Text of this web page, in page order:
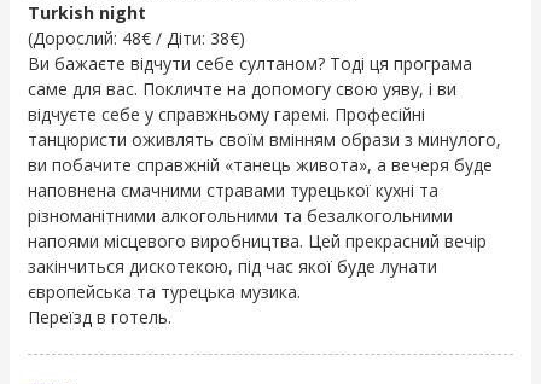
Turkish night
(Дорослий: 48€ / Діти: 38€)
Ви бажаєте відчути себе султаном? Тоді ця програма
саме для вас. Покличте на допомогу свою уяву, і ви
відчуєте себе у справжньому гаремі. Професійні
танцюристи оживлять своїм вмінням образи з минулого,
ви побачите справжній «танець живота», а вечеря буде
наповнена смачними стравами турецької кухні та
різноманітними алкогольними та безалкогольними
напоями місцевого виробництва. Цей прекрасний вечір
закінчиться дискотекою, під час якої буде лунати
європейська та турецька музика.
Переїзд в готель.